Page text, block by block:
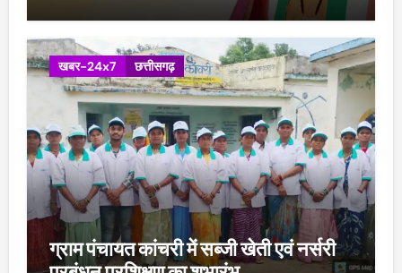
खबर-24x7 छत्तीसगढ़
ग्राम पंचायत कांचरी में सब्जी खेती एवं नर्सरी